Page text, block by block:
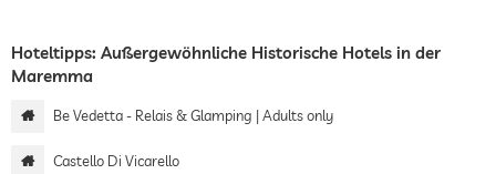
Hoteltipps: Außergewöhnliche Historische Hotels in der
Maremma
Be Vedetta - Relais & Glamping | Adults only
Castello Di Vicarello